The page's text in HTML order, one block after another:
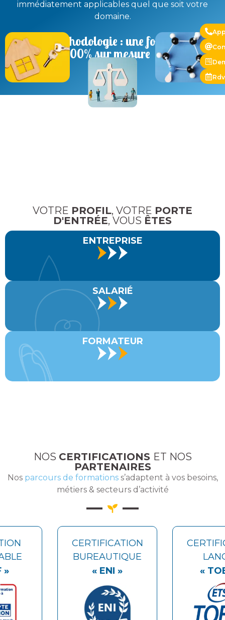
immédiatement applicables quel que soit votre
domaine.
Notre méthodologie : une formation
100% sur mesure
VOTRE PROFIL, VOTRE PORTE
D'ENTRÉE, VOUS ÊTES
ENTREPRISE
SALARIÉ
FORMATEUR
NOS CERTIFICATIONS ET NOS
PARTENAIRES
Nos parcours de formationss’adaptent à vos besoins,
métiers & secteurs d’activité
CERTIFICATION
BUREAUTIQUE
« ENI »
LANGUE
« TOEIC »